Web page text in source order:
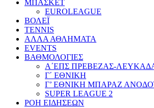
ΜΠΑΣΚΕΤ
EUROLEAGUE
ΒΟΛΕΪ
TENNIS
ΑΛΛΑ ΑΘΛΗΜΑΤΑ
EVENTS
ΒΑΘΜΟΛΟΓΙΕΣ
Α΄ΕΠΣ ΠΡΕΒΕΖΑΣ-
Γ΄ ΕΘΝΙΚΗ
Γ’ ΕΘΝΙΚΗ ΜΠΑΡΑΖ
SUPER LEAGUE 2
ΡΟΗ ΕΙΔΗΣΕΩΝ